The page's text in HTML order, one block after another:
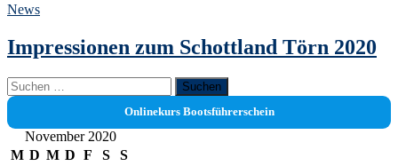
News
Impressionen zum Schottland Törn 2020
Suchen
nach:
Onlinekurs Bootsführerschein
November 2020
M D M D F S
S